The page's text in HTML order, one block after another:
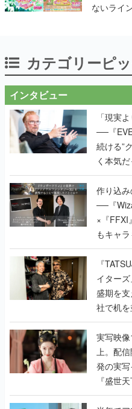
ないライ
カテゴリーピ
インタビュー
「現実
──『
続ける”
く本気
作り込
──『
×『FFXI
もキャ
で作り
く
『
イター
盛期を
社で机
『
んだレ
実写映
上。配
発の実
『盛世
うこだ